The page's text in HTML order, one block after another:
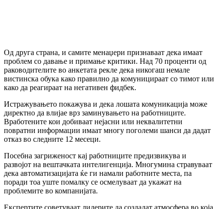
Од друга страна, и самите менаџери признаваат дека имаат
проблем со давање и примање критики. Над 70 проценти од
раководителите во анкетата рекле дека никогаш немале
вистинска обука како правилно да комуницираат со тимот или
како да реагираат на негативен фидбек.
Истражувањето покажува и дека лошата комуникација може
директно да влијае врз заминувањето на работниците.
Вработените кои добиваат нејасни или неквалитетни
повратни информации имаат многу поголеми шанси да дадат
отказ во следните 12 месеци.
Посебна загриженост кај работниците предизвикува и
развојот на вештачката интелигенција. Многумина стравуваат
дека автоматизацијата ќе ги намали работните места, па
поради тоа уште помалку се осмелуваат да укажат на
проблемите во компанијата.